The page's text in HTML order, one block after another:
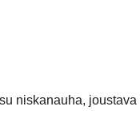
niskanauha,